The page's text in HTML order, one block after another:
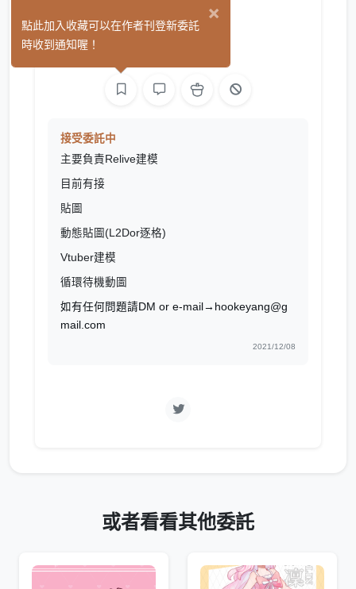
瑪斯 (0)
接受委託中
主要負責Relive建模
目前有接
貼圖
動態貼圖(L2Dor逐格)
Vtuber建模
循環待機動圖
如有任何問題請DM or e-mail→hookeyang@g
mail.com
2021/12/08
或者看看其他委託
×
點此加入收藏可以在作者刊登新委託
時收到通知喔！